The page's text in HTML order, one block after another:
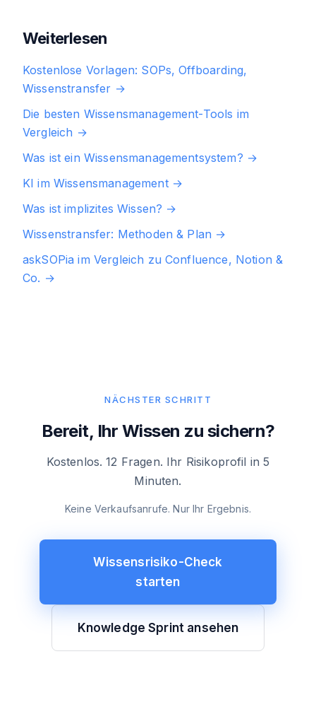
Weiterlesen
Kostenlose Vorlagen: SOPs, Offboarding,
Wissenstransfer →
Die besten Wissensmanagement-Tools im
Vergleich →
Was ist ein Wissensmanagementsystem? →
KI im Wissensmanagement→
Was ist implizites Wissen? →
Wissenstransfer: Methoden & Plan →
askSOPia im Vergleich zu Confluence, Notion &
Co. →
NÄCHSTER SCHRITT
Bereit, Ihr Wissen zu sichern?
Kostenlos. 12 Fragen. Ihr Risikoprofil in 5
Minuten.
Keine Verkaufsanrufe. Nur Ihr Ergebnis.
Wissensrisiko-Check
starten
Knowledge Sprint ansehen